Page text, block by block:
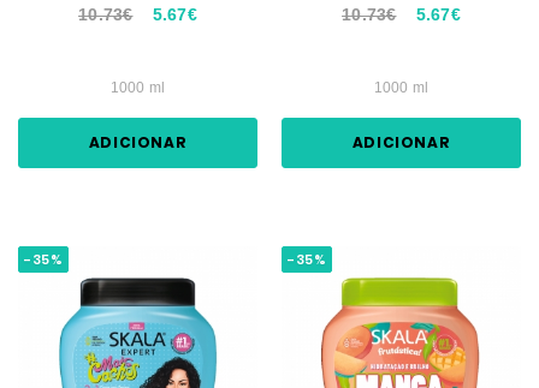
10.73€ 5.67€
1000 ml
ADICIONAR
10.73€ 5.67€
1000 ml
ADICIONAR
-35% -35%